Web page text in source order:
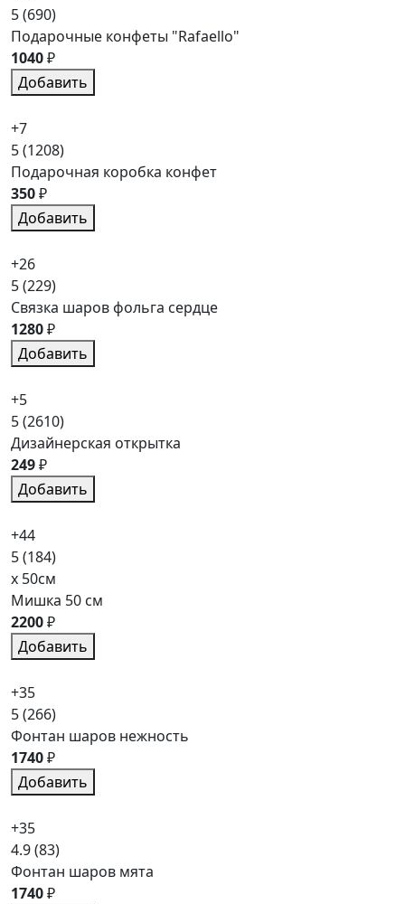
5(690)
Подарочные конфеты "Rafaello"
1040₽
Добавить
+7
5(1208)
Подарочная коробка конфет
350₽
Добавить
+26
5(229)
Связка шаров фольга сердце
1280₽
Добавить
+5
5(2610)
Дизайнерская открытка
249₽
Добавить
+44
5(184)
x 50см
Мишка 50 см
2200₽
Добавить
+35
5(266)
Фонтан шаров нежность
1740₽
Добавить
+35
4.9(83)
Фонтан шаров мята
1740₽